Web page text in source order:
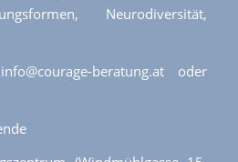
Neurodiversität,
beratung.at oder